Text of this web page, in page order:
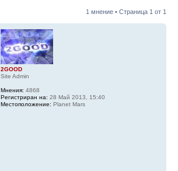
1 мнение • Страница 1 от 1
2GOOD
Site Admin
Мнения: 4868
Регистриран на: 28 Май 2013, 15:40
Местоположение: Planet Mars